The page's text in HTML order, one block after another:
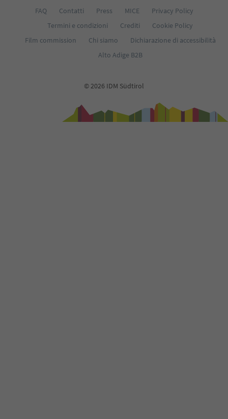
FAQ Contatti Press MICE
Privacy Policy
Termini e condizioni
Crediti
Cookie Policy
Film commission
Chi siamo
Dichiarazione di accessibilità
Alto Adige B2B
© 2026 IDM Südtirol